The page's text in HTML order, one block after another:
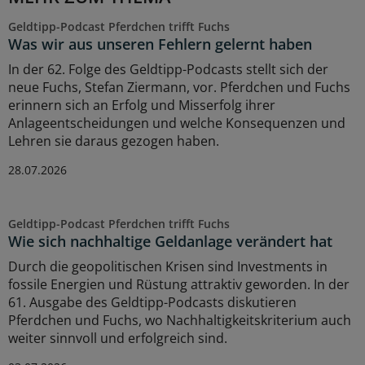
Geldtipp-Podcast Pferdchen trifft Fuchs
Was wir aus unseren Fehlern gelernt haben
In der 62. Folge des Geldtipp-Podcasts stellt sich der
neue Fuchs, Stefan Ziermann, vor. Pferdchen und Fuchs
erinnern sich an Erfolg und Misserfolg ihrer
Anlageentscheidungen und welche Konsequenzen und
Lehren sie daraus gezogen haben.
28.07.2026
Geldtipp-Podcast Pferdchen trifft Fuchs
Wie sich nachhaltige Geldanlage verändert hat
Durch die geopolitischen Krisen sind Investments in
fossile Energien und Rüstung attraktiv geworden. In der
61. Ausgabe des Geldtipp-Podcasts diskutieren
Pferdchen und Fuchs, wo Nachhaltigkeitskriterium auch
weiter sinnvoll und erfolgreich sind.